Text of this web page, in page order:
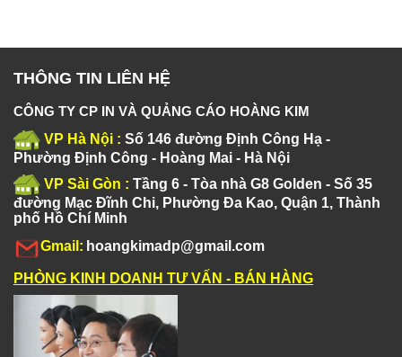
THÔNG TIN LIÊN HỆ
CÔNG TY CP IN VÀ QUẢNG CÁO HOÀNG KIM
VP Hà Nội : Số 146 đường Định Công Hạ -
Phường Định Công - Hoàng Mai - Hà Nội
VP Sài Gòn : Tầng 6 - Tòa nhà G8 Golden - Số 35
đường Mạc Đĩnh Chi, Phường Đa Kao, Quận 1, Thành
phố Hồ Chí Minh
Gmail: hoangkimadp@gmail.com
PHÒNG KINH DOANH TƯ VẤN - BÁN HÀNG